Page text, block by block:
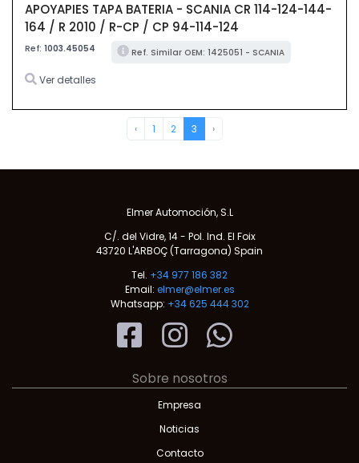
APOYAPIES TAPA BATERIA - SCANIA CR 114-124-144-
164 / R 2010 / R-CP / CP 94-114-124
Ref: 1003.45054 Ref. Similar OEM: 1425051 - SCANIA
Ver detalles
‹ 1 2 3 ›
Elmer Automoción, S.L
C/. del Vidre, 14 - Pol. Ind. El Foix
43720 L'ARBOÇ (Tarragona) Spain
Tel. +34 977 186 382
Email: elmer@elmer.es
Whatsapp: +34 625 444 302
Sobre nosotros
Empresa
Noticias
Contacto